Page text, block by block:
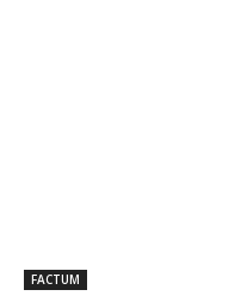
FACTUM